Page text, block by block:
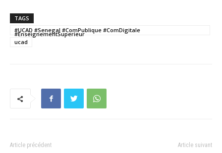
TAGS
#UCAD #Senegal #ComPublique #ComDigitale
#EnseignementSuperieur
ucad
Article précédent Article suivant